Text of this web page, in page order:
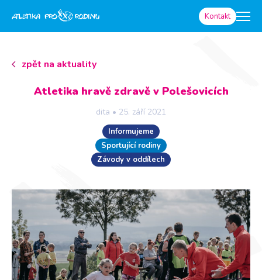
Kontakt
zpět na aktuality
Atletika hravě zdravě v Polešovicích
dita • 25. září 2021
Informujeme
Sportující rodiny
Závody v oddílech